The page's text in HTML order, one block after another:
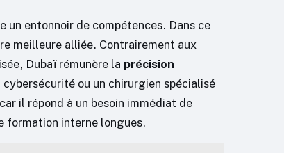
un entonnoir de compétences. Dans ce
meilleure alliée. Contrairement aux
Dubaï rémunère la précision
cybersécurité ou un chirurgien spécialisé
il répond à un besoin immédiat de
formation interne longues.